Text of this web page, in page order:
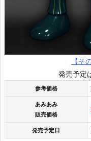
【そ
発売予定
参考価格
あみあみ
販売価格
発売予定日